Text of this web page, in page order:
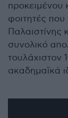
προκειμένου
φοιτητές
Παλαιστίνης
συνολικό
τουλάχιστον
ακαδημαϊκά